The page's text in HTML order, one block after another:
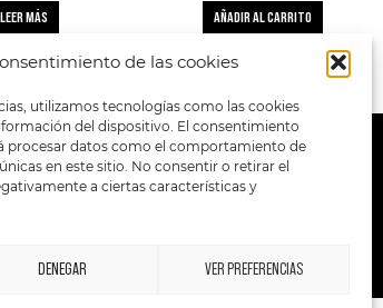
de las cookies
utilizamos tecnologías como las cookies
del dispositivo. El consentimiento
procesar datos como el comportamiento de
en este sitio. No consentir o retirar el
a ciertas características y
DENEGAR VER PREFERENCIAS
LEER MÁS AÑADIR AL CARRITO
METODOS DE PAGO: